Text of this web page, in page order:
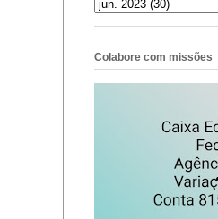
Colabore com missões